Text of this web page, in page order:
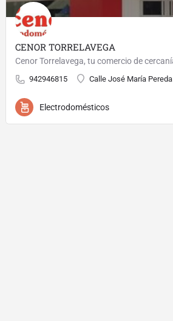
CENOR TORRELAVEGA
942946815 Calle José María Pereda
Electrodomésticos